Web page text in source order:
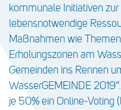
kommunale Initiativen
lebensnotwendige
Maßnahmen wie
Erholungszonen am
Gemeinden ins Rennen
WasserGEMEINDE
je 50% ein Online-Voting